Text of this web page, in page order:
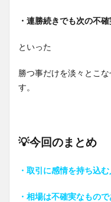
・連勝続きでも次の不
といった
勝つ事だけを淡々とこ
す。
💡今回のまとめ
・取引に感情を持ち込
・相場は不確実なもの